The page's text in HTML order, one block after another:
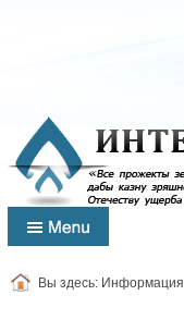
Вы здесь: Информация